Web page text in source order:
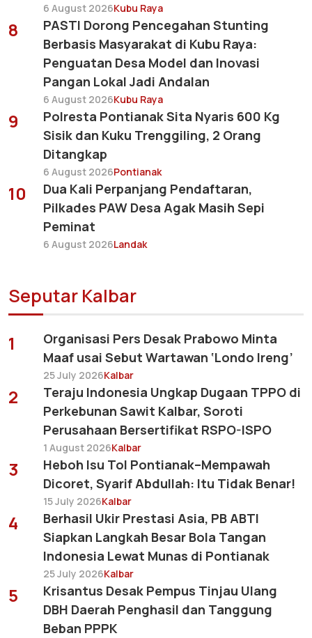
6 August 2026Kubu Raya
8
PASTI Dorong Pencegahan Stunting
Berbasis Masyarakat di Kubu Raya:
Penguatan Desa Model dan Inovasi
Pangan Lokal Jadi Andalan
6 August 2026Kubu Raya
9
Polresta Pontianak Sita Nyaris 600 Kg
Sisik dan Kuku Trenggiling, 2 Orang
Ditangkap
6 August 2026Pontianak
10
Dua Kali Perpanjang Pendaftaran,
Pilkades PAW Desa Agak Masih Sepi
Peminat
6 August 2026Landak
Seputar Kalbar
1
Organisasi Pers Desak Prabowo Minta
Maaf usai Sebut Wartawan ‘Londo Ireng’
25 July 2026Kalbar
2
Teraju Indonesia Ungkap Dugaan TPPO di
Perkebunan Sawit Kalbar, Soroti
Perusahaan Bersertifikat RSPO-ISPO
1 August 2026Kalbar
3
Heboh Isu Tol Pontianak–Mempawah
Dicoret, Syarif Abdullah: Itu Tidak Benar!
15 July 2026Kalbar
4
Berhasil Ukir Prestasi Asia, PB ABTI
Siapkan Langkah Besar Bola Tangan
Indonesia Lewat Munas di Pontianak
25 July 2026Kalbar
5
Krisantus Desak Pempus Tinjau Ulang
DBH Daerah Penghasil dan Tanggung
Beban PPPK